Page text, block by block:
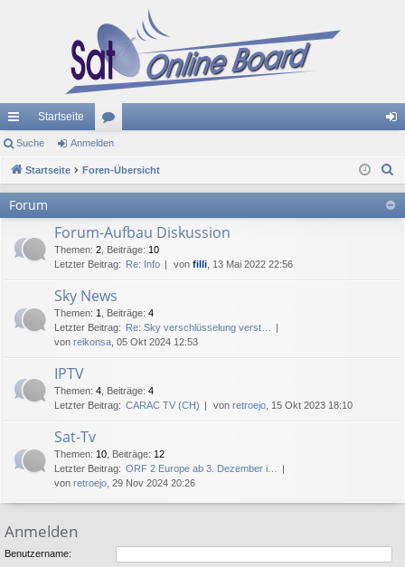
ch
ne
llz
riff
Startseite
or
en m
el
Suche Anmelden
Startseite Foren-Übersicht
Forum
Forum-Aufbau Diskussion
Themen: 2 Beiträge: 10
Letzter Beitrag: Re: Info von filli , 13 Mai 2022 22:56
Sky News
Themen: 1 Beiträge: 4
Letzter Beitrag: Re: Sky verschlüsselung verst…
von reikonsa , 05 Okt 2024 12:53
IPTV
Themen: 4 Beiträge: 4
Letzter Beitrag: CARAC TV (CH) von retroejo , 15 Okt 2023 18:10
Sat-Tv
Themen: 10 Beiträge: 12
Letzter Beitrag: ORF 2 Europe ab 3. Dezember i…
von retroejo , 29 Nov 2024 20:26
Anmelden
Benutzername: